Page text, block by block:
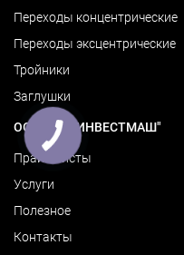
Переходы концентрические
Переходы эксцентрические
Тройники
Заглушки
ООО "ТПК ИНВЕСТМАШ"
Прайс-листы
Услуги
Полезное
Контакты